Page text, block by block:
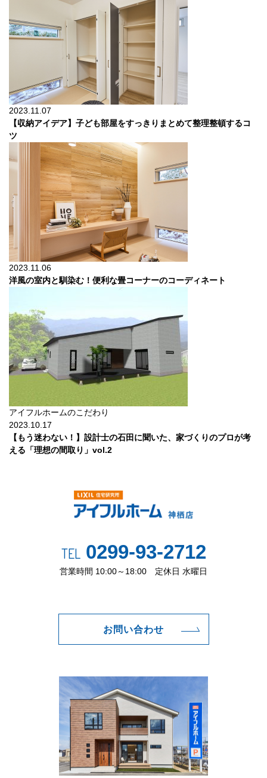
2023.11.07
【収納アイデア】子ども部屋をすっきりまとめて整理整頓するコ
ツ
2023.11.06
洋風の室内と馴染む！便利な畳コーナーのコーディネート
アイフルホームのこだわり
2023.10.17
【もう迷わない！】設計士の石田に聞いた、家づくりのプロが考
える「理想の間取り」vol.2
TEL0299-93-2712
営業時間 10:00～18:00 定休日 水曜日
お問い合わせ